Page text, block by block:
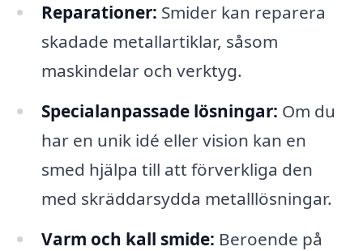
Reparationer: Smider kan reparera
skadade metallartiklar, såsom
maskindelar och verktyg.
Specialanpassade lösningar: Om du
har en unik idé eller vision kan en
smed hjälpa till att förverkliga den
med skräddarsydda metalllösningar.
Varm och kall smide: Beroende på